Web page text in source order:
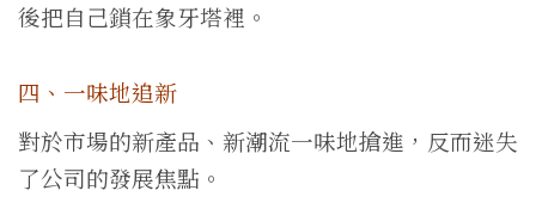
後把自己鎖在象牙塔裡。
四、一味地追新
對於市場的新產品、新潮流一味地搶進，反而迷失
了公司的發展焦點。